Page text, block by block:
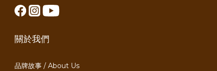
關於我們
品牌故事 / About Us